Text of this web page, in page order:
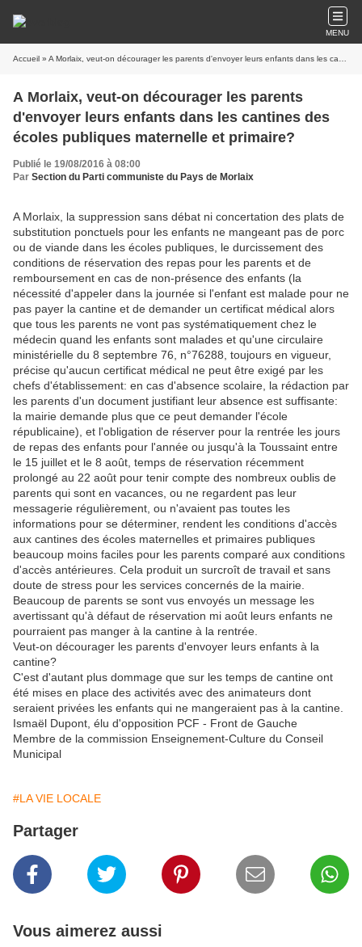
MENU
Accueil » A Morlaix, veut-on décourager les parents d'envoyer leurs enfants dans les cantines des écoles publiques maternelle et primaire?
A Morlaix, veut-on décourager les parents
d'envoyer leurs enfants dans les cantines des
écoles publiques maternelle et primaire?
Publié le 19/08/2016 à 08:00
Par Section du Parti communiste du Pays de Morlaix
A Morlaix, la suppression sans débat ni concertation des plats de
substitution ponctuels pour les enfants ne mangeant pas de porc
ou de viande dans les écoles publiques, le durcissement des
conditions de réservation des repas pour les parents et de
remboursement en cas de non-présence des enfants (la
nécessité d'appeler dans la journée si l'enfant est malade pour ne
pas payer la cantine et de demander un certificat médical alors
que tous les parents ne vont pas systématiquement chez le
médecin quand les enfants sont malades et qu'une circulaire
ministérielle du 8 septembre 76, n°76288, toujours en vigueur,
précise qu'aucun certificat médical ne peut être exigé par les
chefs d'établissement: en cas d'absence scolaire, la rédaction par
les parents d'un document justifiant leur absence est suffisante:
la mairie demande plus que ce peut demander l'école
républicaine), et l'obligation de réserver pour la rentrée les jours
de repas des enfants pour l'année ou jusqu'à la Toussaint entre
le 15 juillet et le 8 août, temps de réservation récemment
prolongé au 22 août pour tenir compte des nombreux oublis de
parents qui sont en vacances, ou ne regardent pas leur
messagerie régulièrement, ou n'avaient pas toutes les
informations pour se déterminer, rendent les conditions d'accès
aux cantines des écoles maternelles et primaires publiques
beaucoup moins faciles pour les parents comparé aux conditions
d'accès antérieures. Cela produit un surcroît de travail et sans
doute de stress pour les services concernés de la mairie.
Beaucoup de parents se sont vus envoyés un message les
avertissant qu'à défaut de réservation mi août leurs enfants ne
pourraient pas manger à la cantine à la rentrée.
Veut-on décourager les parents d'envoyer leurs enfants à la
cantine?
C'est d'autant plus dommage que sur les temps de cantine ont
été mises en place des activités avec des animateurs dont
seraient privées les enfants qui ne mangeraient pas à la cantine.
Ismaël Dupont, élu d'opposition PCF - Front de Gauche
Membre de la commission Enseignement-Culture du Conseil
Municipal
#LA VIE LOCALE
Partager
Vous aimerez aussi